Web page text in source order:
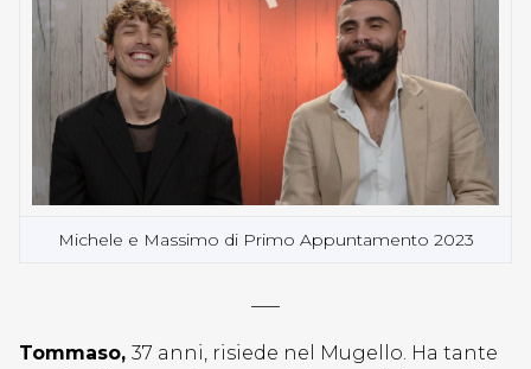
Michele e Massimo di Primo Appuntamento 2023
—–
Tommaso, 37 anni, risiede nel Mugello. Ha tante